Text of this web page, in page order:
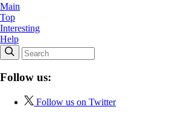
Main
Top
Interesting
Help
Follow us:
Follow us on Twitter